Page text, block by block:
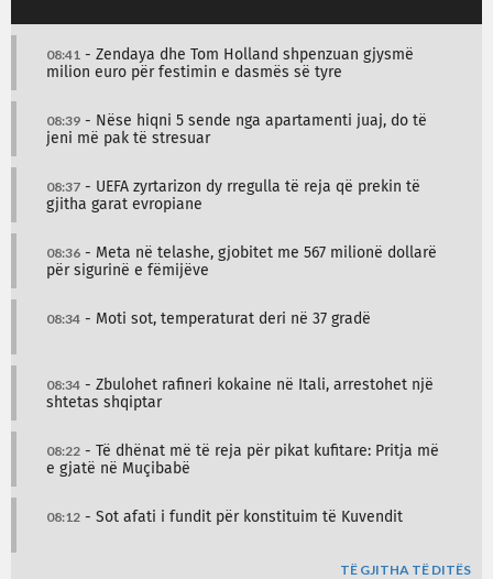
08:41 - Zendaya dhe Tom Holland shpenzuan gjysmë
milion euro për festimin e dasmës së tyre
08:39 - Nëse hiqni 5 sende nga apartamenti juaj, do të
jeni më pak të stresuar
08:37 - UEFA zyrtarizon dy rregulla të reja që prekin të
gjitha garat evropiane
08:36 - Meta në telashe, gjobitet me 567 milionë dollarë
për sigurinë e fëmijëve
08:34 - Moti sot, temperaturat deri në 37 gradë
08:34 - Zbulohet rafineri kokaine në Itali, arrestohet një
shtetas shqiptar
08:22 - Të dhënat më të reja për pikat kufitare: Pritja më
e gjatë në Muçibabë
08:12 - Sot afati i fundit për konstituim të Kuvendit
TË GJITHA TË DITËS